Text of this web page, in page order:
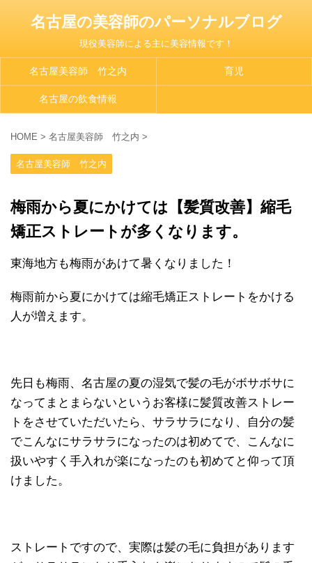
名古屋の美容師のパーソナルブログ
現役美容師による主に美容情報です！
名古屋美容師 竹之内 育児
名古屋の飲食情報
HOME > 名古屋美容師 竹之内 >
名古屋美容師 竹之内
梅雨から夏にかけては【髪質改善】縮毛
矯正ストレートが多くなります。
東海地方も梅雨があけて暑くなりました！
梅雨前から夏にかけては縮毛矯正ストレートをかける
人が増えます。
先日も梅雨、名古屋の夏の湿気で髪の毛がボサボサに
なってまとまらないというお客様に髪質改善ストレー
トをさせていただいたら、サラサラになり、自分の髪
でこんなにサラサラになったのは初めてで、こんなに
扱いやすく手入れが楽になったのも初めてと仰って頂
けました。
ストレートですので、実際は髪の毛に負担があります